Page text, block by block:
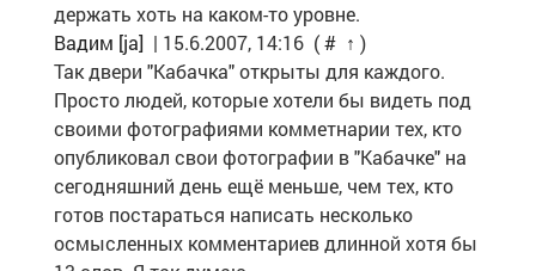
держать хоть на каком-то уровне.
Вадим [ja] | 15.6.2007, 14:16 (# ↑ )
Так двери "Кабачка" открыты для каждого.
Просто людей, которые хотели бы видеть под
своими фотографиями комметнарии тех, кто
опубликовал свои фотографии в "Кабачке" на
сегодняшний день ещё меньше, чем тех, кто
готов постараться написать несколько
осмысленных комментариев длинной хотя бы